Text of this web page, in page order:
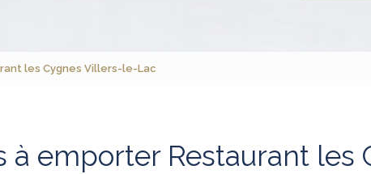
les Cygnes Villers-le-Lac
à emporter Restaurant les